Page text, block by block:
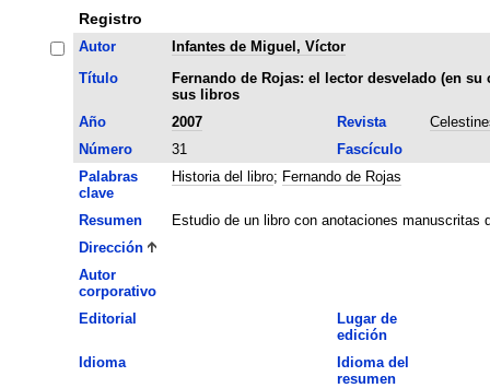
Registro
Autor
Infantes de Miguel, Víctor
Título
Fernando de Rojas: el lector desvelado (en
sus libros
Año
2007 Revista
Número
31
Fascículo
Palabras
clave
Historia del libro; Fernando de Rojas
Resumen
Estudio de un libro con anotaciones manuscritas
Dirección
Autor
corporativo
Editorial
Lugar de
edición
Idioma
Idioma del
resumen